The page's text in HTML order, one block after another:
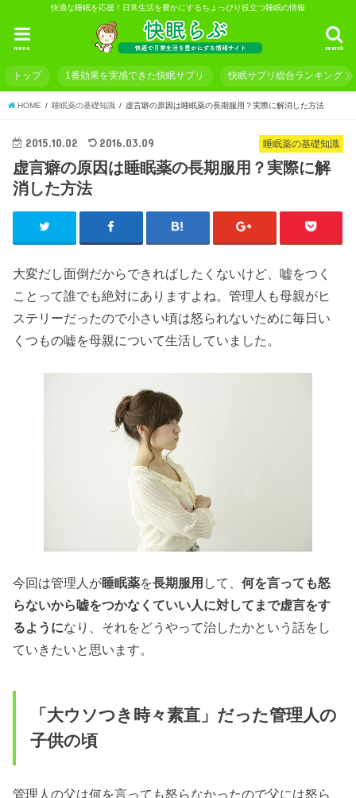
快適な睡眠を応援！日常生活を豊かにするちょっぴり役立つ睡眠の情報
search
menu
トップ 1番効果を実感できた快眠サプリ 快眠サプリ総合ランキング
HOME 睡眠薬の基礎知識 虚言癖の原因は睡眠薬の長期服用？実際に解消した方法
睡眠薬の基礎知識
2015.10.02 2016.03.09
虚言癖の原因は睡眠薬の長期服用？実際に解
消した方法
大変だし面倒だからできればしたくないけど、嘘をつく
ことって誰でも絶対にありますよね。管理人も母親がヒ
ステリーだったので小さい頃は怒られないために毎日い
くつもの嘘を母親について生活していました。
今回は管理人が睡眠薬を長期服用 して、何を言っても怒
らないから嘘をつかなくていい人に対してまで虚言をす
るようになり、それをどうやって治したかという話をし
ていきたいと思います。
「大ウソつき時々素直」だった管理人の
子供の頃
管理人の父は何を言っても怒らなかったので父には怒ら